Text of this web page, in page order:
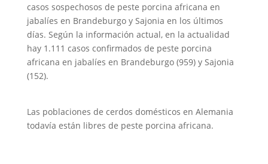
casos sospechosos de peste porcina africana en
jabalíes en Brandeburgo y Sajonia en los últimos
días. Según la información actual, en la actualidad
hay 1.111 casos confirmados de peste porcina
africana en jabalíes en Brandeburgo (959) y Sajonia
(152).
Las poblaciones de cerdos domésticos en Alemania
todavía están libres de peste porcina africana.